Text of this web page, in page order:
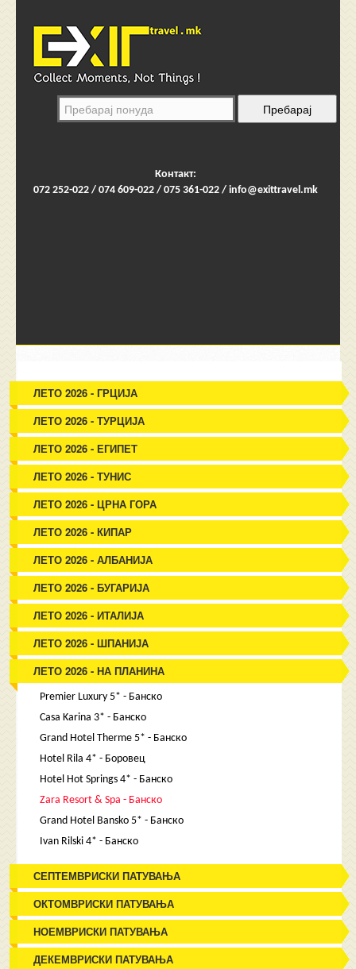
Контакт:
072 252-022 / 074 609-022 / 075 361-022 / info@exittravel.mk
ЛЕТО 2026 - ГРЦИЈА
ЛЕТО 2026 - ТУРЦИЈА
ЛЕТО 2026 - ЕГИПЕТ
ЛЕТО 2026 - ТУНИС
ЛЕТО 2026 - ЦРНА ГОРА
ЛЕТО 2026 - КИПАР
ЛЕТО 2026 - АЛБАНИЈА
ЛЕТО 2026 - БУГАРИЈА
ЛЕТО 2026 - ИТАЛИЈА
ЛЕТО 2026 - ШПАНИЈА
ЛЕТО 2026 - НА ПЛАНИНА
Premier Luxury 5* - Банско
Casa Karina 3* - Банско
Grand Hotel Therme 5* - Банско
Hotel Rila 4* - Боровец
Hotel Hot Springs 4* - Банско
Zara Resort & Spa - Банско
Grand Hotel Bansko 5* - Банско
Ivan Rilski 4* - Банско
СЕПТЕМВРИСКИ ПАТУВАЊА
ОКТОМВРИСКИ ПАТУВАЊА
НОЕМВРИСКИ ПАТУВАЊА
ДЕКЕМВРИСКИ ПАТУВАЊА